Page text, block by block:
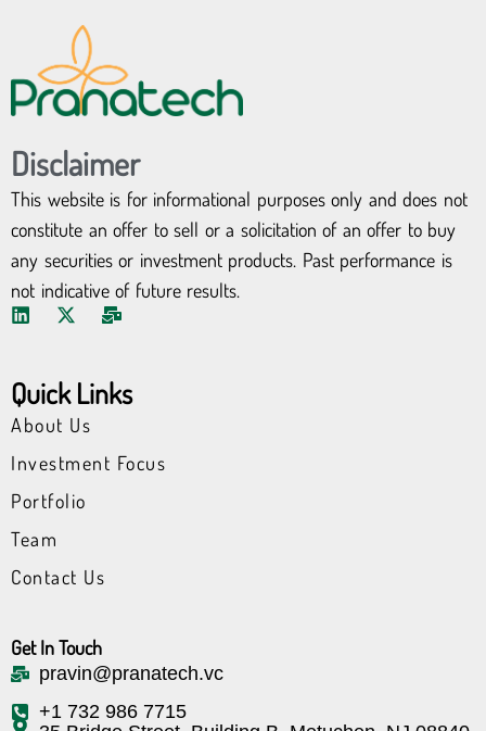
Disclaimer
This website is for informational purposes only and does not
constitute an offer to sell or a solicitation of an offer to buy
any securities or investment products. Past performance is
not indicative of future results.
L
e
d
i
X
i
t
t
r
M
-
b
k
Quick Links
About Us
Investment Focus
Portfolio
Team
Contact Us
Get In Touch
pravin@pranatech.vc
+1 732 986 7715